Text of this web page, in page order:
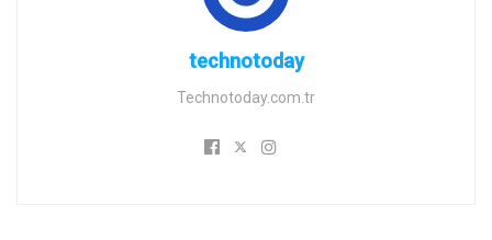
technotoday
Technotoday.com.tr